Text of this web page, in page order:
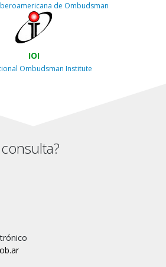
de Ombudsman
IOI
Ombudsman Institute